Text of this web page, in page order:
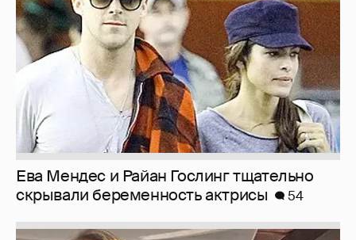
Ева Мендес и Райан Гослинг тщательно
скрывали беременность актрисы
54